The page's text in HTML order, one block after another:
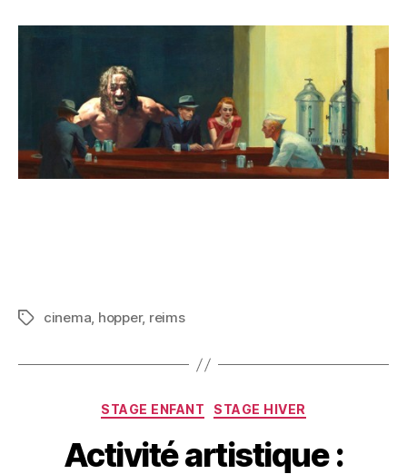
cinema, hopper, reims
STAGE ENFANT STAGE HIVER
Activité artistique :